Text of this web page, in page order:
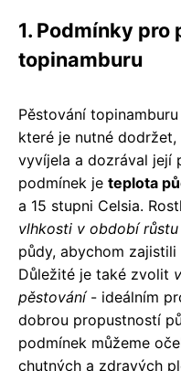
1. Podmínky pro
topinamburu
Pěstování
které je nutné
vyvíjela a dozrával její
podmínek je teplota
a 15 stupni Celsia.
vlhkosti v období růstu
půdy, abychom
Důležité je také zvolit
pěstování- ideálním
dobrou propustností
podmínek můžeme
chutných a zdravých